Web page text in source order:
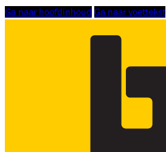
Ga naar hoofdinhoud Ga naar voettekst